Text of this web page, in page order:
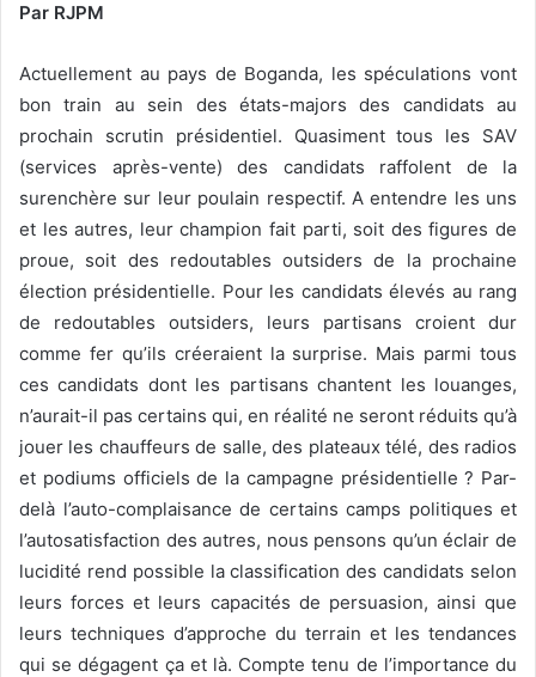
Par RJPM
Actuellement au pays de Boganda, les spéculations vont
bon train au sein des états-majors des candidats au
prochain scrutin présidentiel. Quasiment tous les SAV
(services après-vente) des candidats raffolent de la
surenchère sur leur poulain respectif. A entendre les uns
et les autres, leur champion fait parti, soit des figures de
proue, soit des redoutables outsiders de la prochaine
élection présidentielle. Pour les candidats élevés au rang
de redoutables outsiders, leurs partisans croient dur
comme fer qu’ils créeraient la surprise. Mais parmi tous
ces candidats dont les partisans chantent les louanges,
n’aurait-il pas certains qui, en réalité ne seront réduits qu’à
jouer les chauffeurs de salle, des plateaux télé, des radios
et podiums officiels de la campagne présidentielle ? Par-
delà l’auto-complaisance de certains camps politiques et
l’autosatisfaction des autres, nous pensons qu’un éclair de
lucidité rend possible la classification des candidats selon
leurs forces et leurs capacités de persuasion, ainsi que
leurs techniques d’approche du terrain et les tendances
qui se dégagent ça et là. Compte tenu de l’importance du